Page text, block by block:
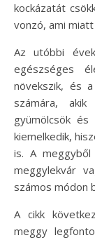
kockázatát
vonzó, ami
Az utóbbi
egészséges
növekszik, és
számára,
gyümölcsök
kiemelkedik,
is. A
meggylekvár
számos módon
A cikk
meggy